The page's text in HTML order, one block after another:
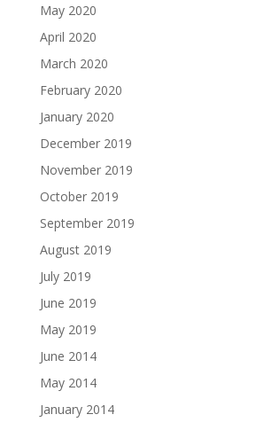
May 2020
April 2020
March 2020
February 2020
January 2020
December 2019
November 2019
October 2019
September 2019
August 2019
July 2019
June 2019
May 2019
June 2014
May 2014
January 2014